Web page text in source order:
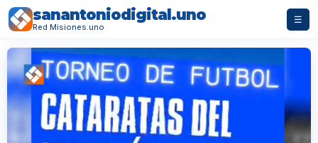
sanantoniodigital.uno
Red Misiones.uno
☰